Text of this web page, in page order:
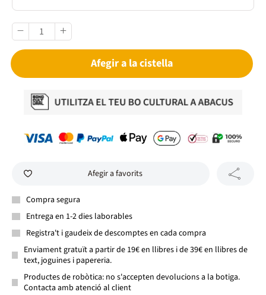
Afegir a la cistella
Afegir a favorits
Compra segura
Entrega en 1-2 dies laborables
Registra't i gaudeix de descomptes en cada compra
Enviament gratuït a partir de 19€ en llibres i de 39€ en llibres de
text, joguines i papereria.
Productes de robòtica: no s'accepten devolucions a la botiga.
Contacta amb atenció al client